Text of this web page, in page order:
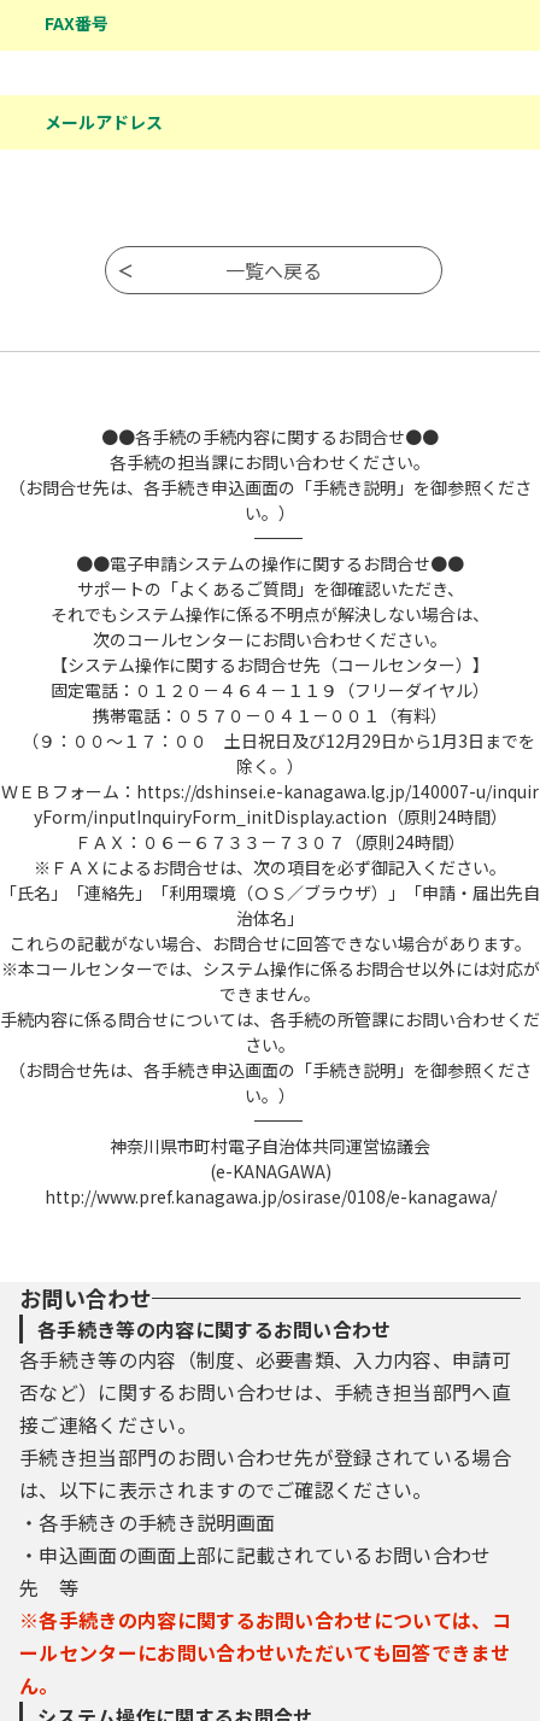
FAX番号
メールアドレス
●●各手続の手続内容に関するお問合せ●●
各手続の担当課にお問い合わせください。
（お問合せ先は、各手続き申込画面の「手続き説明」を御参照くださ
い。）
――――――――――――――――――――――――――――――――――――――――――――――――――
●●電子申請システムの操作に関するお問合せ●●
サポートの「よくあるご質問」を御確認いただき、
それでもシステム操作に係る不明点が解決しない場合は、
次のコールセンターにお問い合わせください。
【システム操作に関するお問合せ先（コールセンター）】
固定電話：０１２０－４６４－１１９（フリーダイヤル）
携帯電話：０５７０－０４１－００１（有料）
（９：００～１７：００ 土日祝日及び12月29日から1月3日までを
除く。）
ＷＥＢフォーム：https://dshinsei.e-kanagawa.lg.jp/140007-u/inquir
yForm/inputInquiryForm_initDisplay.action（原則24時間）
ＦＡＸ：０６－６７３３－７３０７（原則24時間）
※ＦＡＸによるお問合せは、次の項目を必ず御記入ください。
「氏名」「連絡先」「利用環境（ＯＳ／ブラウザ）」「申請・届出先自
治体名」
これらの記載がない場合、お問合せに回答できない場合があります。
※本コールセンターでは、システム操作に係るお問合せ以外には対応が
できません。
手続内容に係る問合せについては、各手続の所管課にお問い合わせくだ
さい。
（お問合せ先は、各手続き申込画面の「手続き説明」を御参照くださ
い。）
――――――――――――――――――――――――――――――――――――――――――――――――――
神奈川県市町村電子自治体共同運営協議会
(e-KANAGAWA)
http://www.pref.kanagawa.jp/osirase/0108/e-kanagawa/
お問い合わせ
各手続き等の内容に関するお問い合わせ
各手続き等の内容（制度、必要書類、入力内容、申請可
否など）に関するお問い合わせは、手続き担当部門へ直
接ご連絡ください。
手続き担当部門のお問い合わせ先が登録されている場合
は、以下に表示されますのでご確認ください。
・各手続きの手続き説明画面
・申込画面の画面上部に記載されているお問い合わせ
先 等
※各手続きの内容に関するお問い合わせについては、コ
ールセンターにお問い合わせいただいても回答できませ
ん。